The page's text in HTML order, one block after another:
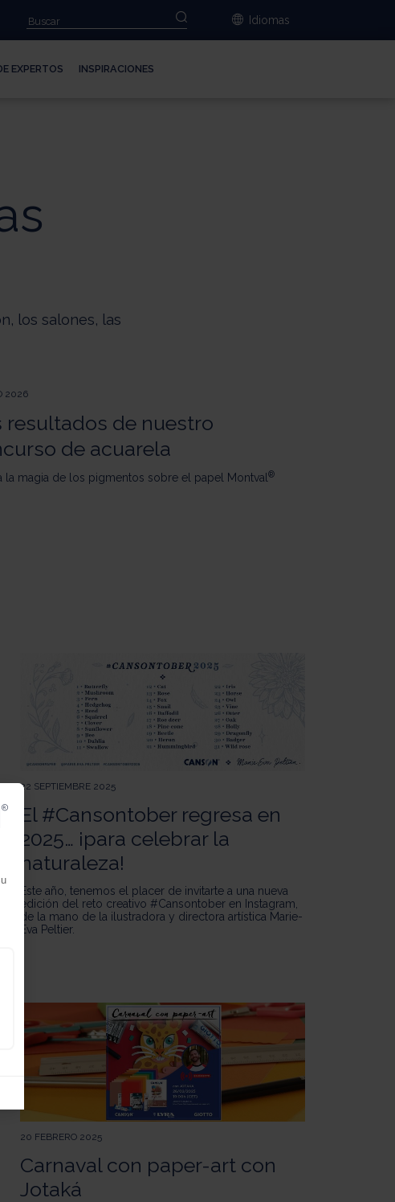
Idiomas
EXPERTOS INSPIRACIONES
los salones, las
2026
resultados de nuestro
de acuarela
la magia de los pigmentos sobre el papel Montval ®
22 SEPTIEMBRE 2025
El #Cansontober regresa en
2025… ¡para celebrar la
naturaleza!
Este año, tenemos el placer de invitarte a una nueva
edición del reto creativo #Cansontober en Instagram,
de la mano de la ilustradora y directora artística Marie-
Eva Peltier.
20 FEBRERO 2025
Carnaval con paper-art con
Jotaká
personalizar y gestionar tus ajustes de privacidad, garantizando el